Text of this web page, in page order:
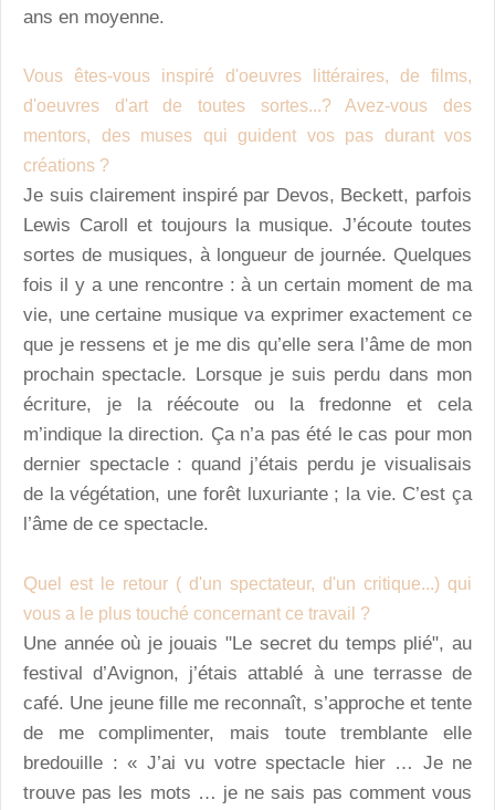
ans en moyenne.
Vous êtes-vous inspiré d'oeuvres littéraires, de films,
d'oeuvres d'art de toutes sortes...? Avez-vous des
mentors, des muses qui guident vos pas durant vos
créations ?
Je suis clairement inspiré par Devos, Beckett, parfois
Lewis Caroll et toujours la musique. J’écoute toutes
sortes de musiques, à longueur de journée. Quelques
fois il y a une rencontre : à un certain moment de ma
vie, une certaine musique va exprimer exactement ce
que je ressens et je me dis qu’elle sera l’âme de mon
prochain spectacle. Lorsque je suis perdu dans mon
écriture, je la réécoute ou la fredonne et cela
m’indique la direction. Ça n’a pas été le cas pour mon
dernier spectacle : quand j’étais perdu je visualisais
de la végétation, une forêt luxuriante ; la vie. C’est ça
l’âme de ce spectacle.
Quel est le retour ( d'un spectateur, d'un critique...) qui
vous a le plus touché concernant ce travail ?
Une année où je jouais "Le secret du temps plié", au
festival d’Avignon, j’étais attablé à une terrasse de
café. Une jeune fille me reconnaît, s’approche et tente
de me complimenter, mais toute tremblante elle
bredouille : « J’ai vu votre spectacle hier … Je ne
trouve pas les mots … je ne sais pas comment vous